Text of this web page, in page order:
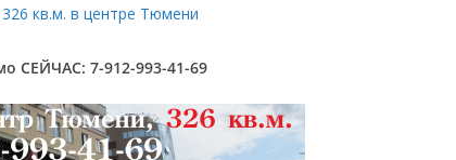
326 кв.м. в центре Тюмени
СЕЙЧАС: 7-912-993-41-69